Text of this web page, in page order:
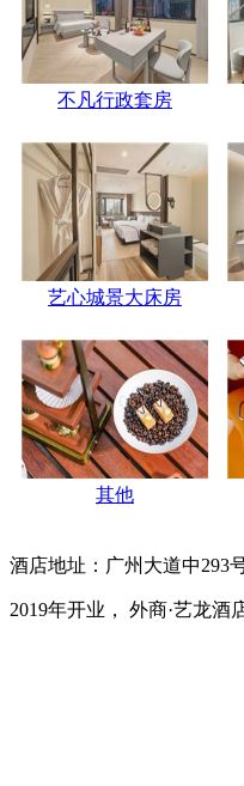
不凡行政套房
艺心城景大床房
其他
酒店地址：广州大道中293
2019年开业， 外商·艺龙